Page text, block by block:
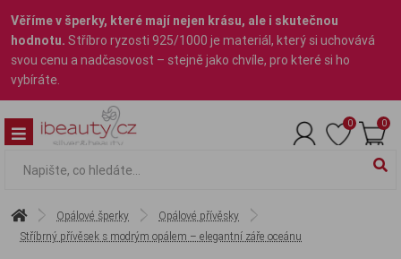
Věříme v šperky, které mají nejen krásu, ale i skutečnou
hodnotu. Stříbro ryzosti 925/1000 je materiál, který si uchovává
svou cenu a nadčasovost – stejně jako chvíle, pro které si ho
vybíráte.
0 0
Opálové šperky
Opálové přívěsky
Stříbrný přívěsek s modrým opálem – elegantní záře oceánu